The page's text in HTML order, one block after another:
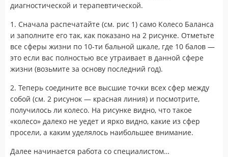
диагностической и терапевтической.
1. Сначала распечатайте (см. рис 1) само Колесо Баланса
и заполните его так, как показано на 2 рисунке. Отметьте
все сферы жизни по 10-ти бальной шкале, где 10 балов —
это если вас полностью все утраивает в данной сфере
жизни (возьмите за основу последний год).
2. Теперь соедините все высшие точки всех сфер между
собой (см. 2 рисунок — красная линия) и посмотрите,
получилось ли колесо. На рисунке видно, что такое
«колесо» далеко не уедет и ярко видно, какие из сфер
просели, а каким уделялось наибольшее внимание.
Далее начинается работа со специалистом…